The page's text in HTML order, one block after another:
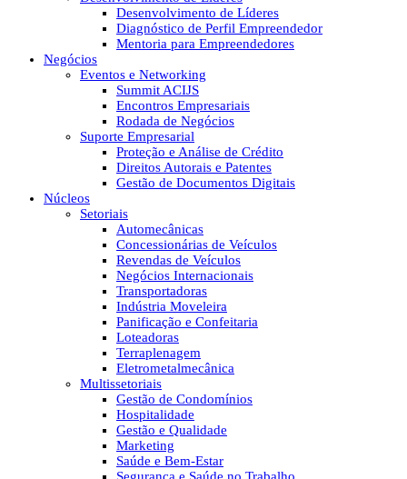
Desenvolvimento de Líderes
Diagnóstico de Perfil Empreendedor
Mentoria para Empreendedores
Negócios
Eventos e Networking
Summit ACIJS
Encontros Empresariais
Rodada de Negócios
Suporte Empresarial
Proteção e Análise de Crédito
Direitos Autorais e Patentes
Gestão de Documentos Digitais
Núcleos
Setoriais
Automecânicas
Concessionárias de Veículos
Revendas de Veículos
Negócios Internacionais
Transportadoras
Indústria Moveleira
Panificação e Confeitaria
Loteadoras
Terraplenagem
Eletrometalmecânica
Multissetoriais
Gestão de Condomínios
Hospitalidade
Gestão e Qualidade
Marketing
Saúde e Bem-Estar